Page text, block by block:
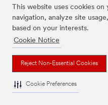
This website uses cookies
navigation, analyze site
based on your interests.
Cookie Notice
Reject Non-Essential Cookies
Cookie Preferences